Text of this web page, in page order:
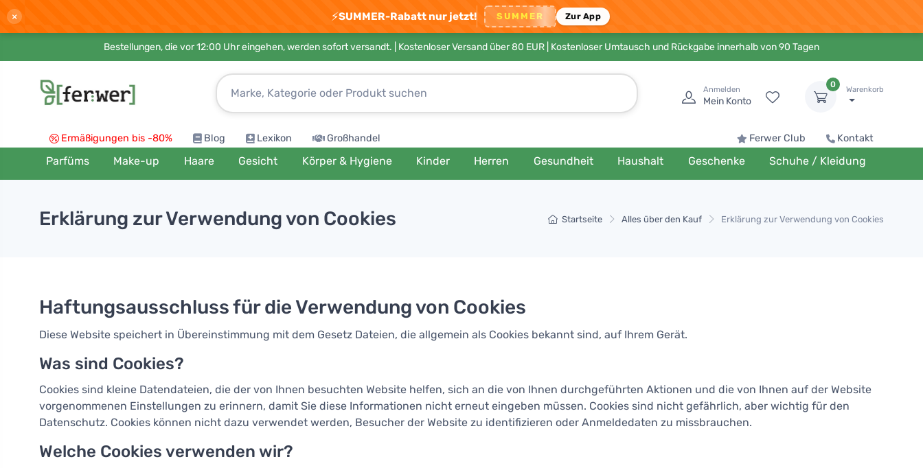
× ⚡SUMMER-Rabatt nur jetzt! SUMMER Zur App
Bestellungen, die vor 12:00 Uhr eingehen, werden sofort versandt. | Kostenloser Versand über 80 EUR | Kostenloser Umtausch und Rückgabe innerhalb von 90 Tagen
Anmelden
Mein Konto
0
Warenkorb
Ermäßigungen bis -80% Blog Lexikon Großhandel Ferwer Club Kontakt
Parfüms Make-up Haare Gesicht Körper & Hygiene Kinder Herren Gesundheit Haushalt Geschenke Schuhe / Kleidung
Startseite Alles über den Kauf Erklärung zur Verwendung von Cookies
Erklärung zur Verwendung von Cookies
Haftungsausschluss für die Verwendung von Cookies
Diese Website speichert in Übereinstimmung mit dem Gesetz Dateien, die allgemein als Cookies bekannt sind, auf Ihrem Gerät.
Was sind Cookies?
Cookies sind kleine Datendateien, die der von Ihnen besuchten Website helfen, sich an die von Ihnen durchgeführten Aktionen und die von Ihnen auf der Website
vorgenommenen Einstellungen zu erinnern, damit Sie diese Informationen nicht erneut eingeben müssen. Cookies sind nicht gefährlich, aber wichtig für den
Datenschutz. Cookies können nicht dazu verwendet werden, Besucher der Website zu identifizieren oder Anmeldedaten zu missbrauchen.
Welche Cookies verwenden wir?